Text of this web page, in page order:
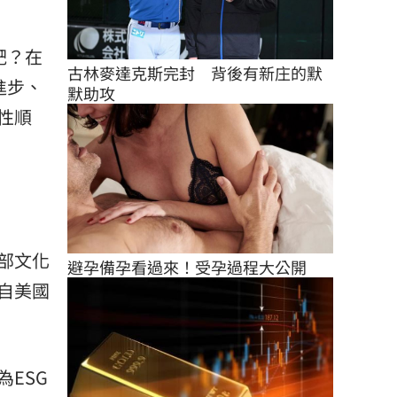
？在
、
順
文化
美國
ESG
古林麥達克斯完封　背後有新庄的默
默助攻
避孕備孕看過來！受孕過程大公開